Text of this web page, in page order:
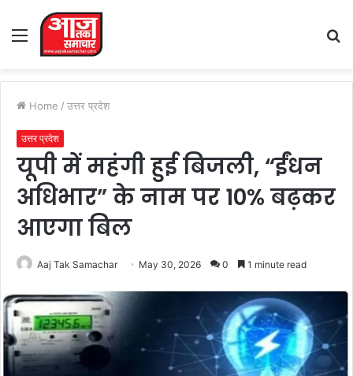
Menu
Home / उत्तर प्रदेश
उत्तर प्रदेश
यूपी में महंगी हुई बिजली, “ईंधन
अधिभार” के नाम पर 10% बढ़कर
आएगा बिल
Aaj Tak Samachar May 30, 2026 0 1 minute read